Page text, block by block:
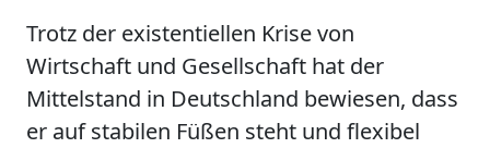
Trotz der existentiellen Krise von
Wirtschaft und Gesellschaft hat der
Mittelstand in Deutschland bewiesen, dass
er auf stabilen Füßen steht und flexibel